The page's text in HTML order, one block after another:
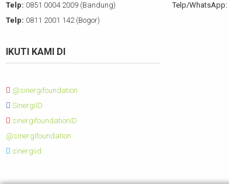
Telp: 0851 0004 2009 (Bandung)
Telp: 0811 2001 142 (Bogor)
IKUTI KAMI DI
@sinergifoundation
SinergiID
sinergifoundationID
@sinergifoundation
sinergiid
Telp/WhatsApp: